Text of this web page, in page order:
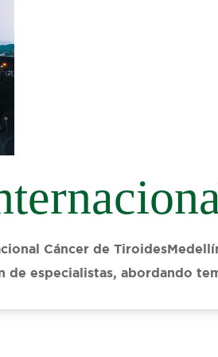
Cáncer de
de especialistas, abordando